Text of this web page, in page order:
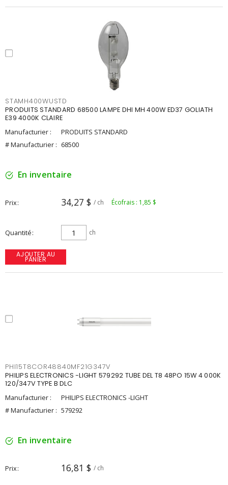
STAMH400WUSTD
PRODUITS STANDARD 68500 LAMPE DHI MH 400W ED37 GOLIATH
E39 4000K CLAIRE
Manufacturier :
PRODUITS STANDARD
# Manufacturier : 68500
En inventaire
Prix 34,27 $ / ch Écofrais : 1,85 $
Quantité ch
AJOUTER AU
PANIER
PHI15T8COR48840MF21G347V
PHILIPS ELECTRONICS -LIGHT 579292 TUBE DEL T8 48PO 15W 4 000K
120/347V TYPE B DLC
Manufacturier :
PHILIPS ELECTRONICS -LIGHT
# Manufacturier : 579292
En inventaire
Prix 16,81 $ / ch